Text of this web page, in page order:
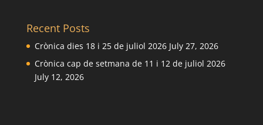
Recent Posts
Crònica dies 18 i 25 de juliol 2026 July 27, 2026
Crònica cap de setmana de 11 i 12 de juliol 2026
July 12, 2026